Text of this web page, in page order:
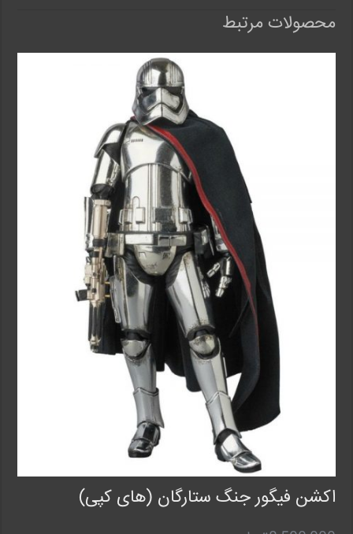
محصولات مرتبط
اکشن فیگور جنگ ستارگان (های کپی)